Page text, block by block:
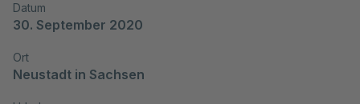
Datum
30. September 2020
Ort
Neustadt in Sachsen